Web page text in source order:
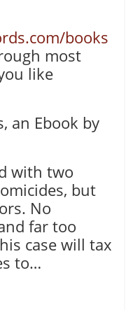
books
most
like
an Ebook by
with two
but
No
far too
case will tax
to…